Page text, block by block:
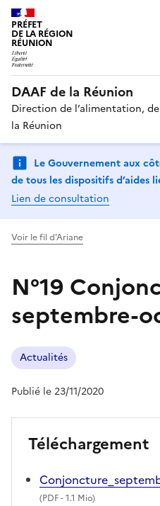
PRÉFET
DE LA RÉGION
RÉUNION
DAAF de la Réunion
Direction de l’alimentation,
la Réunion
Le Gouvernement aux
de tous les dispositifs d’aides
Lien de consultation
Voir le fil d'Ariane
N°19
septembre-
Actualités
Publié le 23/11/2020
Téléchargement
(PDF- 1.1 Mio)